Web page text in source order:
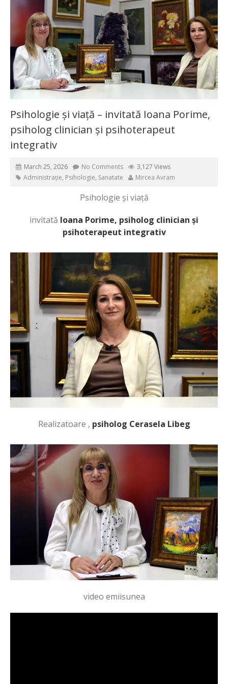
Psihologie și viață – invitată Ioana Porime,
psiholog clinician și psihoterapeut
integrativ
March 25, 2026 No Comments
3,127 Views
Administrație, Psihologie, Sanatate Mircea Avram
Psihologie și viață
invitată Ioana Porime, psiholog clinician și
psihoterapeut integrativ
Realizatoare , psiholog Cerasela Libeg
video emiisunea